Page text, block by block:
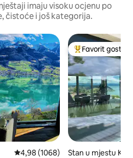
imaju visoku ocjenu po
čistoće i još kategorija.
Prosječna ocjena: 4,98 od 5,
4,98 (1068)
Glavni favorit
Favorit gostiju
Stan u mjestu